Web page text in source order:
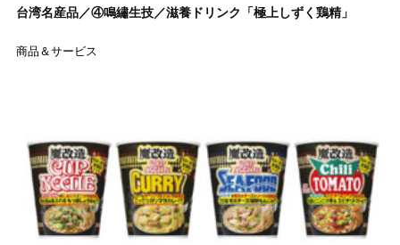
台湾名産品／④鳴繡生技／滋養ドリンク「極上しずく鶏精」
商品＆サービス